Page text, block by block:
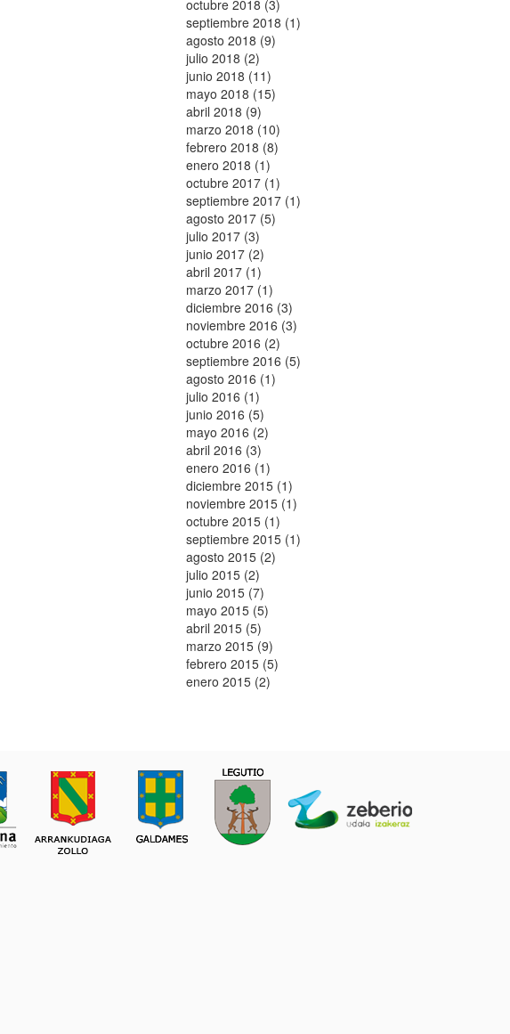
octubre 2018 (3)
septiembre 2018 (1)
agosto 2018 (9)
julio 2018 (2)
junio 2018 (11)
mayo 2018 (15)
abril 2018 (9)
marzo 2018 (10)
febrero 2018 (8)
enero 2018 (1)
octubre 2017 (1)
septiembre 2017 (1)
agosto 2017 (5)
julio 2017 (3)
junio 2017 (2)
abril 2017 (1)
marzo 2017 (1)
diciembre 2016 (3)
noviembre 2016 (3)
octubre 2016 (2)
septiembre 2016 (5)
agosto 2016 (1)
julio 2016 (1)
junio 2016 (5)
mayo 2016 (2)
abril 2016 (3)
enero 2016 (1)
diciembre 2015 (1)
noviembre 2015 (1)
octubre 2015 (1)
septiembre 2015 (1)
agosto 2015 (2)
julio 2015 (2)
junio 2015 (7)
mayo 2015 (5)
abril 2015 (5)
marzo 2015 (9)
febrero 2015 (5)
enero 2015 (2)